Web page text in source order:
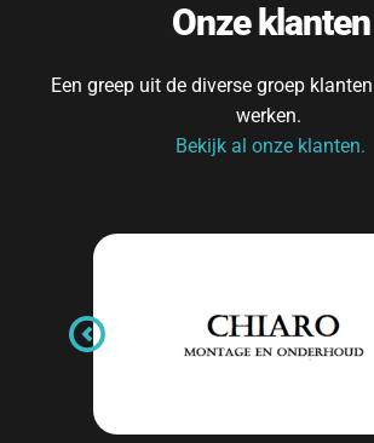
Onze klanten
Een greep uit de diverse groep
werken.
Bekijk al onze klanten.